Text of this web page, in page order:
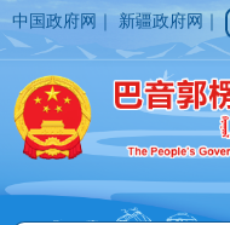
中国政府网 ｜新疆政府网 ｜